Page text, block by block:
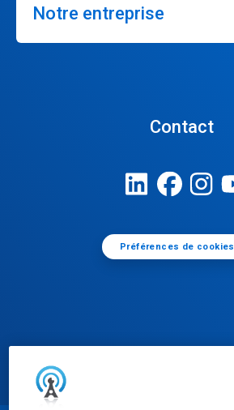
Notre entreprise
Contact
Préférences de cookies